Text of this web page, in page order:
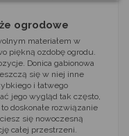
ogrodowe
materiałem w
piękną ozdobę ogrodu.
Donica gabionowa
się w niej inne
i łatwego
jego wygląd tak często,
doskonałe rozwiązanie
się nowoczesną
całej przestrzeni.